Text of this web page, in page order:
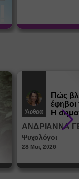
Άρθρα
Πώς
Η
στη
ΑΝΔΡΙΑΝΝΑ
Ψυχολόγοι
28 Μαϊ, 2026